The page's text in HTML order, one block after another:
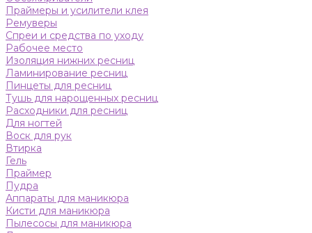
Праймеры и усилители клея
Ремуверы
Спреи и средства по уходу
Рабочее место
Изоляция нижних ресниц
Ламинирование ресниц
Пинцеты для ресниц
Тушь для нарощенных ресниц
Расходники для ресниц
Для ногтей
Воск для рук
Втирка
Гель
Праймер
Пудра
Аппараты для маникюра
Кисти для маникюра
Пылесосы для маникюра